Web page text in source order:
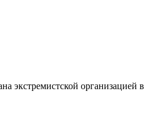
экстремистской организацией в